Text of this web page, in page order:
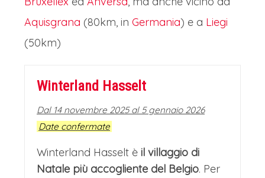
Aquisgrana (80km, in Germania) e a Liegi
(50km)
Winterland Hasselt
Dal 14 novembre 2025 al 5 gennaio 2026
Date confermate
Winterland Hasselt è il villaggio di
Natale più accogliente del Belgio. Per